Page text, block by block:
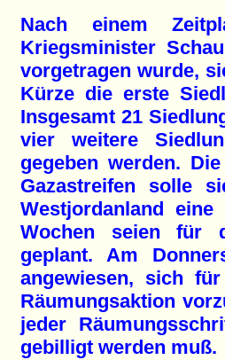
Nach einem
Kriegsminister
vorgetragen wurde,
Kürze die erste
Insgesamt 21
vier weitere
gegeben werden.
Gazastreifen solle
Westjordanland
Wochen seien für
geplant. Am
angewiesen, sich
Räumungsaktion
jeder
gebilligt werden muß.